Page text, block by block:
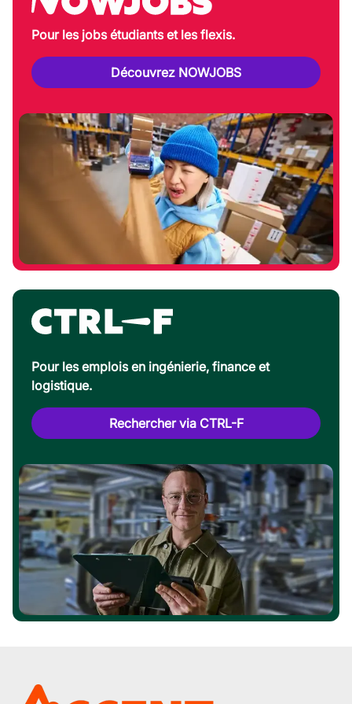
Pour les jobs étudiants et les flexis.
Découvrez NOWJOBS
Pour les emplois en ingénierie, finance et
logistique.
Rechercher via CTRL-F